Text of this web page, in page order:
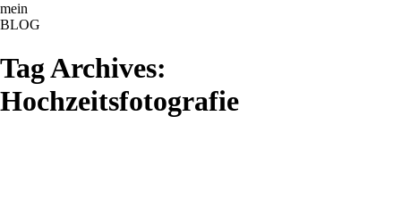
ME
NU
mein
BLOG
Tag Archives:
Hochzeitsfotografie